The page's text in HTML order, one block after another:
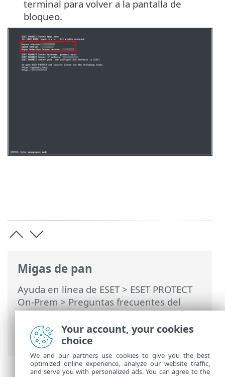
Migas de pan
Ayuda en línea de ESET> ESET PROTECT
On-Prem>Preguntas frecuentes del
Aparato Virtual de ESET PROTECT> Saber
qué componentes de ESET PROTECT
están instalados
terminal para volver a la pantalla de
bloqueo.
Your account, your cookies
choice
We and our partners use cookies to give you the best
optimized online experience, analyze our website traffic,
and serve you with personalized ads. You can agree to the